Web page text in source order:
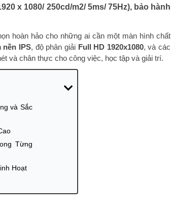
x 1080/ 250cd/m2/ 5ms/ 75Hz), bảo hành
hoàn hảo cho những ai cần một màn hình chất
nền IPS, độ phân giải Full HD 1920x1080, và các
và chân thực cho công việc, học tập và giải trí.
và Sắc
Từng
Hoạt